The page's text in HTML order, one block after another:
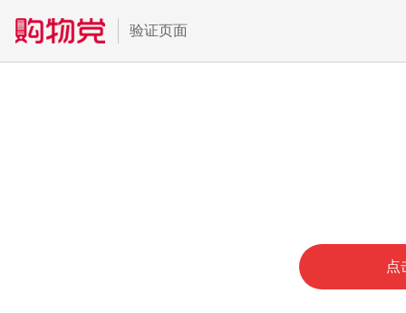
验证页面
点